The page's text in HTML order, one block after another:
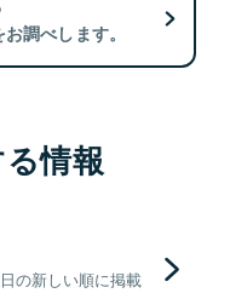
調べします。
情報
の新しい順に掲載